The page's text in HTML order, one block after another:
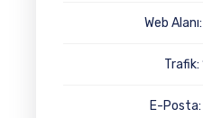
Web
Trafik:
E-